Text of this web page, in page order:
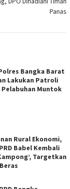
Panas
Bangka Barat
Lakukan Patroli
Muntok
Rural Ekonomi,
Babel Kembali
Targetkan